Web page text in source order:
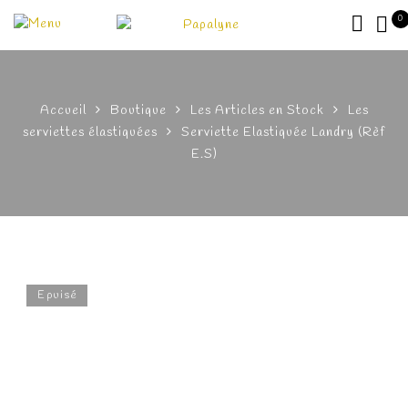
0
Accueil Boutique Les Articles en Stock
Les
serviettes élastiquées
Serviette Elastiquée Landry (Rèf
E.S)
Epuisé